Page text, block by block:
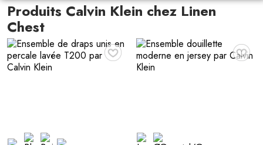
Produits Calvin Klein chez Linen
Chest
♥ ♥